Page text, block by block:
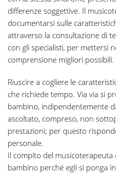
differenze soggettive. Il
documentarsi sulle
attraverso la consultazione di
con gli specialisti, per mettersi
comprensione migliori possibili.
Riuscire a cogliere le
che richiede tempo. Via via si
bambino, indipendentemente
ascoltato, compreso, non
prestazioni; per questo
personale.
Il compito del musicoterapeuta
bambino perché egli si ponga